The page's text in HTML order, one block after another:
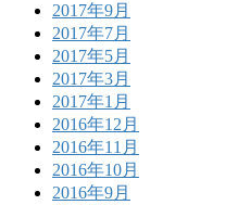
2017年9月
2017年7月
2017年5月
2017年3月
2017年1月
2016年12月
2016年11月
2016年10月
2016年9月